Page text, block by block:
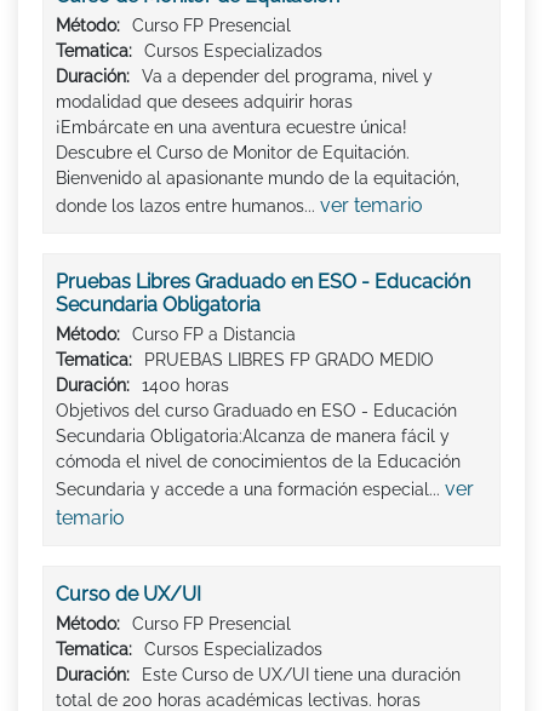
Método:
Curso FP Presencial
Tematica:
Cursos Especializados
Duración:
Va a depender del programa, nivel y
modalidad que desees adquirir horas
¡Embárcate en una aventura ecuestre única!
Descubre el Curso de Monitor de Equitación.
Bienvenido al apasionante mundo de la equitación,
donde los lazos entre humanos... ver temario
Pruebas Libres Graduado en ESO - Educación
Secundaria Obligatoria
Método:
Curso FP a Distancia
Tematica:
PRUEBAS LIBRES FP GRADO MEDIO
Duración:
1400 horas
Objetivos del curso Graduado en ESO - Educación
Secundaria Obligatoria:Alcanza de manera fácil y
cómoda el nivel de conocimientos de la Educación
Secundaria y accede a una formación especial... ver
temario
Curso de UX/UI
Método:
Curso FP Presencial
Tematica:
Cursos Especializados
Duración:
Este Curso de UX/UI tiene una duración
total de 200 horas académicas lectivas. horas